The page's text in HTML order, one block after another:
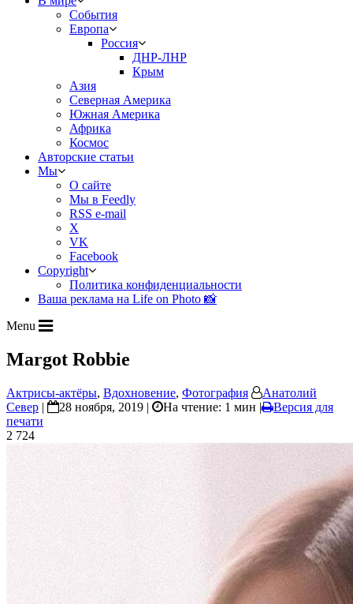
События
Европа
Россия
ДНР-ЛНР
Крым
Азия
Северная Америка
Южная Америка
Африка
Космос
Авторские статьи
Мы
О сайте
Мы в Feedly
RSS e-mail
X
VK
Facebook
Copyright
Политика конфиденциальности
Ваша реклама на Life on Photo 📸
Menu
Margot Robbie
Актрисы-актёры, Вдохновение, Фотография
Анатолий
Север | 28 ноября, 2019 | На чтение: 1 мин |
Версия для
печати
2 724